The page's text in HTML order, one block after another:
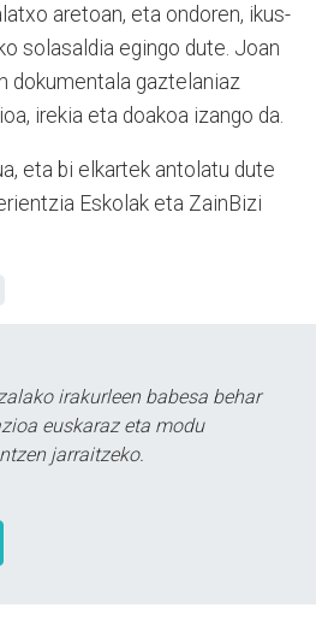
aretoan, eta ondoren, ikus-
solasaldia egingo dute. Joan
dokumentala gaztelaniaz
irekia eta doakoa izango da.
eta bi elkartek antolatu dute
Eskolak eta ZainBizi
irakurleen babesa behar
euskaraz eta modu
jarraitzeko.